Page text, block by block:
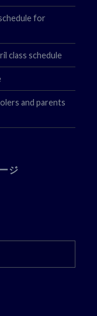
for
class schedule
and parents
ジ